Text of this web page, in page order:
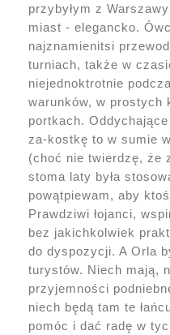
przybyłym z
miast - elegancko.
najznamienitsi
turniach, także w
niejednoktrotnie
warunków, w prostych
portkach.
za-kostkę to w sumie
(choć nie twierdzę, że
stoma laty była
powątpiewam, aby
Prawdziwi łojanci,
bez jakichkolwiek
do dyspozycji. A Orla
turystów. Niech mają,
przyjemności
niech będą tam te
pomóc i dać radę w